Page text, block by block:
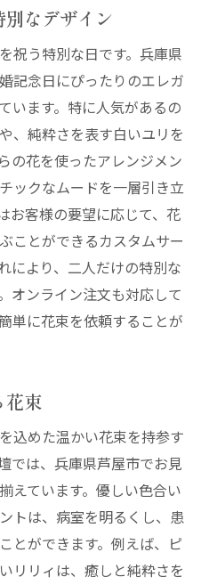
なデザイン
祝う特別な日です。兵庫県
記念日にぴったりのエレガ
います。特に人気があるの
、純粋さを表す白いユリを
の花を使ったアレンジメン
ックなムードを一層引き立
お客様の要望に応じて、花
ことができるカスタムサー
により、二人だけの特別な
オンライン注文も対応して
単に花束を依頼することが
花束
込めた温かい花束を持参す
では、兵庫県芦屋市でお見
えています。優しい色合い
トは、病室を明るくし、患
とができます。例えば、ピ
リリィは、癒しと純粋さを